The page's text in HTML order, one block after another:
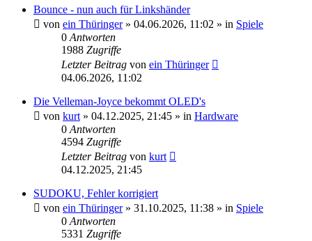
Bounce - nun auch für Linkshänder
von ein Thüringer» 04.06.2026, 11:02 » in Spiele
0 Antworten
1988 Zugriffe
Letzter Beitrag von ein Thüringer
04.06.2026, 11:02
Die Velleman-Joyce bekommt OLED's
von kurt » 04.12.2025, 21:45 » in Hardware
0 Antworten
4594 Zugriffe
Letzter Beitrag von kurt
04.12.2025, 21:45
SUDOKU, Fehler korrigiert
von ein Thüringer» 31.10.2025, 11:38 » in Spiele
0 Antworten
5331 Zugriffe